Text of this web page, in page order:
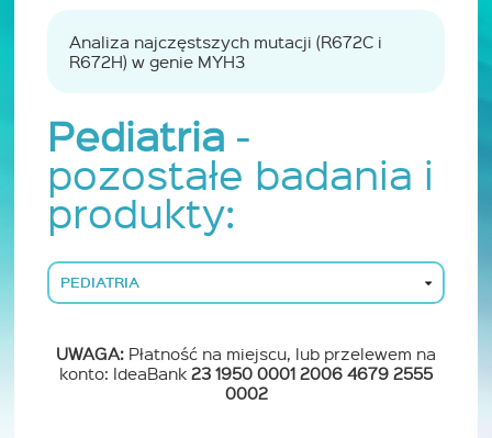
Analiza najczęstszych mutacji (R672C i
R672H) w genie MYH3
Pediatria -
pozostałe badania i
produkty:
PEDIATRIA
UWAGA: Płatność na miejscu, lub przelewem na
konto: IdeaBank 23 1950 0001 2006 4679 2555
0002